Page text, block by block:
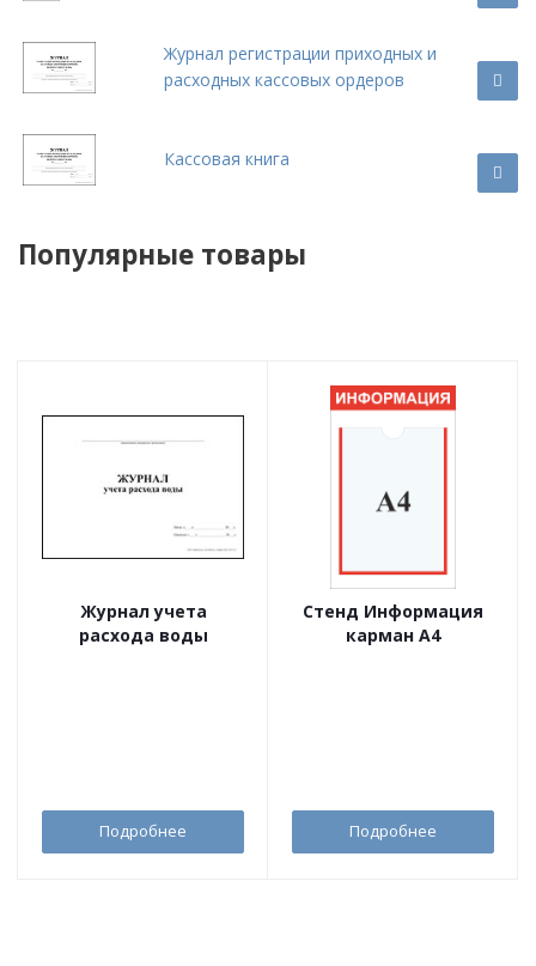
Журнал регистрации приходных и
расходных кассовых ордеров
Кассовая книга
Популярные товары
Журнал учета
расхода воды
Подробнее
Стенд Информация
карман А4
Подробнее